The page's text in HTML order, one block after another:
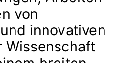
von
innovativen
Wissenschaft